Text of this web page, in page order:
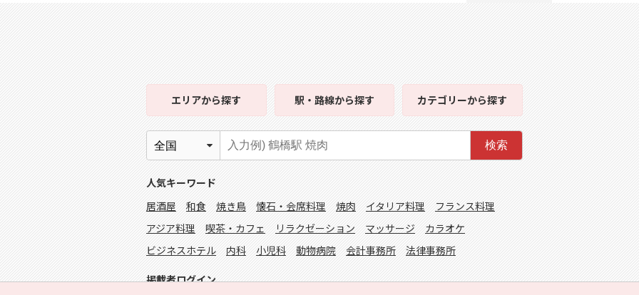
エリアから探す 駅・路線から探す カテゴリーから探す
検索
人気キーワード
居酒屋
和食 焼き鳥 懐石・会席料理 焼肉 イタリア料理
フランス料理
アジア料理
喫茶・カフェ リラクゼーション マッサージ
カラオケ
ビジネスホテル
内科 小児科 動物病院 会計事務所 法律事務所
掲載者ログイン